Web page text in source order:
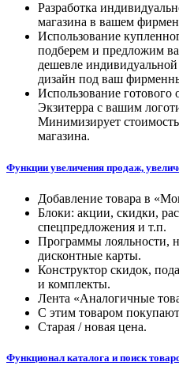
Разработка
магазина в вашем
Использование
подберем и предложим
дешевле
дизайн под ваш
Использование готового
Экзитерра с вашим
Минимизирует
магазина.
Функции увеличения продаж,
Добавление товара в
Блоки: акции, скидки,
спецпредложения и т.п.
Программы лояльности,
дисконтные карты.
Конструктор скидок,
и комплекты.
Лента «Аналогичные
С этим товаром
Старая / новая цена.
Функционал каталога и поиск